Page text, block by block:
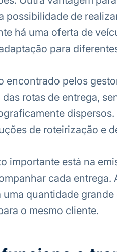
possibilidade de
há uma oferta de
para
encontrado pelos
rotas de entrega,
de roteirização e
importante está na
cada
quantidade
o mesmo cliente.